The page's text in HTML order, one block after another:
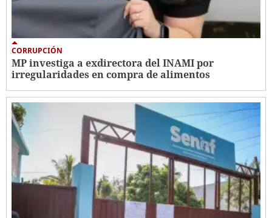
CORRUPCIÓN
MP investiga a exdirectora del INAMI por
irregularidades en compra de alimentos